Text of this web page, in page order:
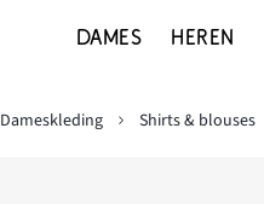
DAMES HEREN
Dameskleding Shirts & blouses